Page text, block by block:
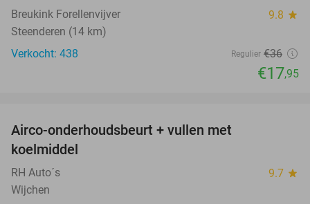
Breukink Forellenvijver 9.8 star
Steenderen (14 km)
Verkocht: 438
Regulier €36
€17,95
Airco-onderhoudsbeurt + vullen met
koelmiddel
RH Auto´s 9.7 star
Wijchen